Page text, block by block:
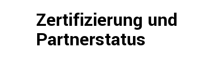
Zertifizierung und
Partnerstatus